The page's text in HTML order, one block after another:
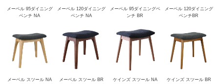
メーベル 95ダイニング
ベンチ NA
メーベル 120ダイニング
ベンチ NA
メーベル 95ダイニングベ
ンチ BR
メーベル 120ダイニング
ベンチBR
メーベル スツール NA メーベル スツール BR ケインズ スツール NA ケインズ スツール BR